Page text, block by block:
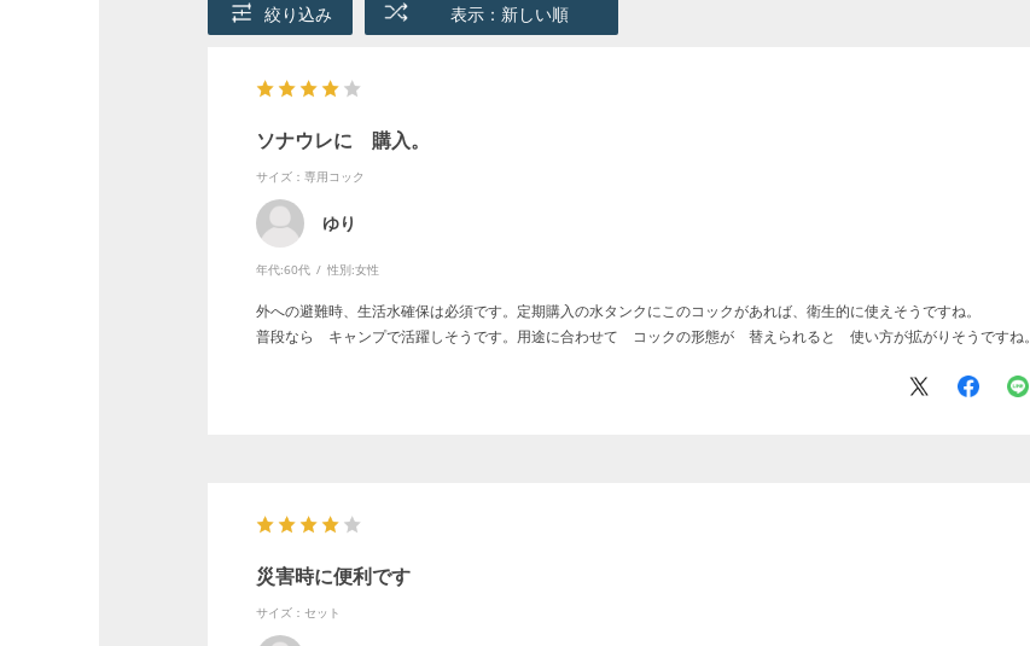
絞り込み 表示：新しい順
ソナウレに 購入。
サイズ：専用コック
ゆり
年代:60代 性別:女性
外への避難時、生活水確保は必須です。定期購入の水タンクにこのコックがあれば、衛生的に使えそうですね。
普段なら キャンプで活躍しそうです。用途に合わせて コックの形態が 替えられると 使い方が拡がりそうですね。
災害時に便利です
サイズ：セット